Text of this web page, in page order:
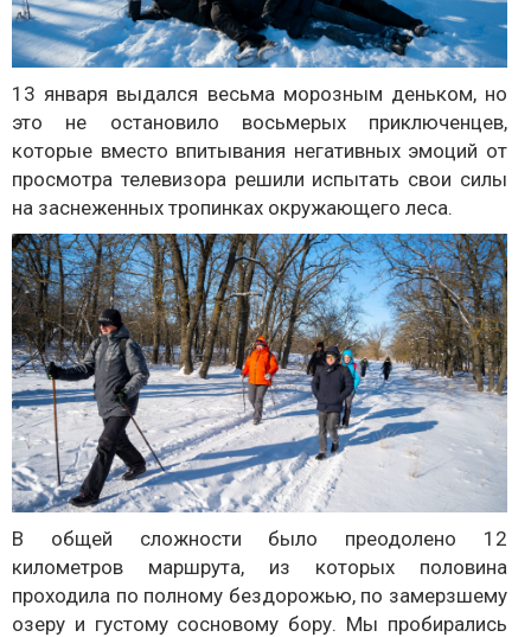
13 января выдался весьма морозным деньком, но
это не остановило восьмерых приключенцев,
которые вместо впитывания негативных эмоций от
просмотра телевизора решили испытать свои силы
на заснеженных тропинках окружающего леса.
В общей сложности было преодолено 12
километров маршрута, из которых половина
проходила по полному бездорожью, по замерзшему
озеру и густому сосновому бору. Мы пробирались